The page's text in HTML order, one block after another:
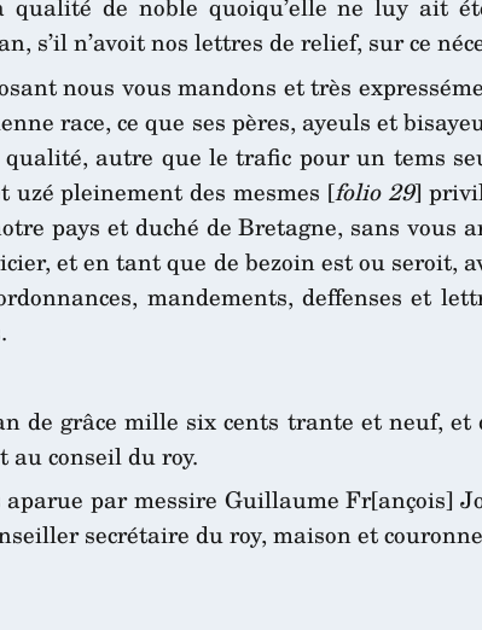
de noble quoiqu’elle ne luy ait
s’il n’avoit nos lettres de relief, sur ce
nous vous mandons et très
race, ce que ses pères, ayeuls et
autre que le trafic pour un tems
pleinement des mesmes [folio 29]
pays et duché de Bretagne, sans vous
et en tant que de bezoin est ou seroit,
mandements, deffenses et
de grâce mille six cents trante et neuf,
au conseil du roy.
par messire Guillaume Fr[ançois]
secrétaire du roy, maison et